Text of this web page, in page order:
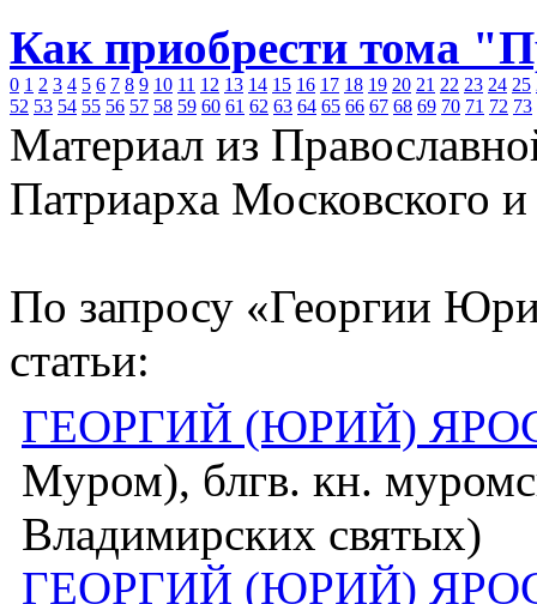
Как приобрести тома
0 1 2 3 4 5 6 7 8 9 10 11 12 13 14 15 16 17 18 19 20 21 22 23 24 25
52 53 54 55 56 57 58 59 60 61 62 63 64 65 66 67 68 69 70 71 72 73
Материал из
Патриарха Московского
По запросу «Георгии
статьи:
ГЕОРГИЙ (ЮРИЙ)
Муром), блгв. кн.
Владимирских святых)
ГЕОРГИЙ (ЮРИЙ)